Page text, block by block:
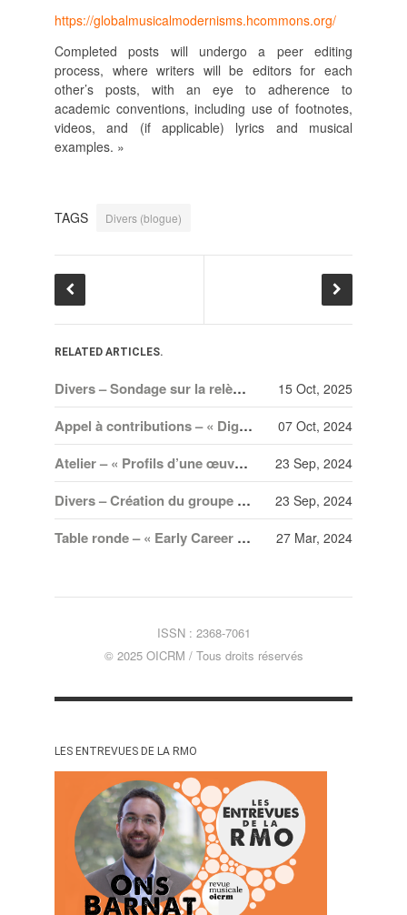
https://globalmusicalmodernisms.hcommons.org/
Completed posts will undergo a peer editing
process, where writers will be editors for each
other’s posts, with an eye to adherence to
academic conventions, including use of footnotes,
videos, and (if applicable) lyrics and musical
examples. »
TAGS Divers (blogue)
RELATED ARTICLES.
Divers – Sondage sur la relève professionnelle en musique 15 Oct, 2025
Appel à contributions – « Digital Lectures in American Music 2024-2025 » – 1 novembre 2024 07 Oct, 2024
Atelier – « Profils d’une œuvre » – 17 octobre 2024 23 Sep, 2024
Divers – Création du groupe de recherche Musi·queer et séminaire 23 Sep, 2024
Table ronde – « Early Career Paths in Musicology Across Europe » – 12 avril 2024 27 Mar, 2024
ISSN : 2368-7061
© 2025 OICRM / Tous droits réservés
LES ENTREVUES DE LA RMO